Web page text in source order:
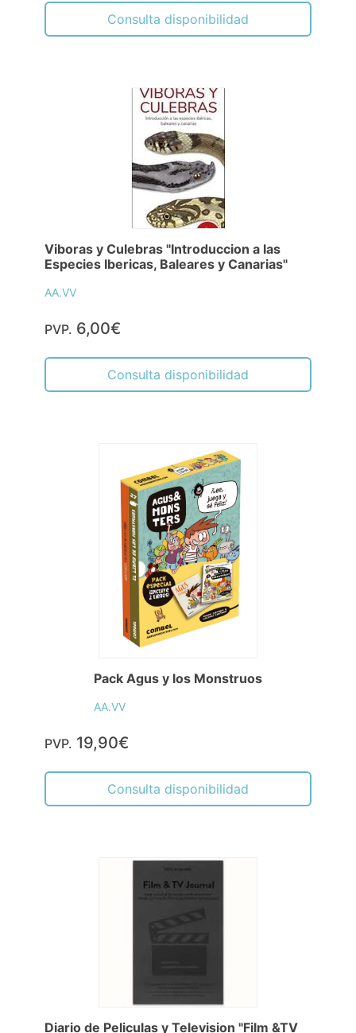
Consulta disponibilidad
Viboras y Culebras "Introduccion a las
Especies Ibericas, Baleares y Canarias"
AA.VV
PVP. 6,00€
Consulta disponibilidad
Pack Agus y los Monstruos
AA.VV
PVP. 19,90€
Consulta disponibilidad
Diario de Peliculas y Television "Film &TV